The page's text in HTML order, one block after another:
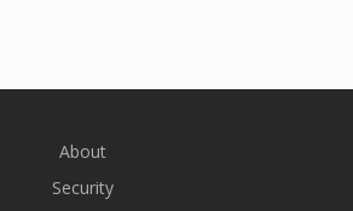
About
Security